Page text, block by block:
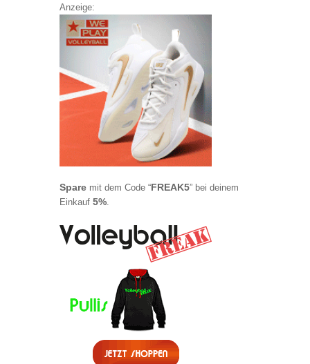
Anzeige:
Spare mit dem Code “FREAK5” bei deinem
Einkauf 5%